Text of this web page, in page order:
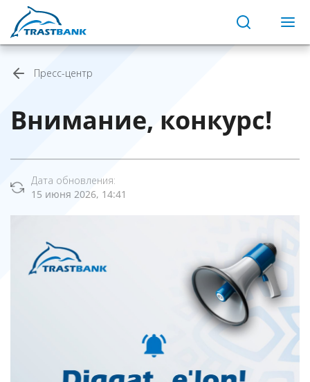
Пресс-центр
Внимание, конкурс!
Дата обновления:
15 июня 2026, 14:41